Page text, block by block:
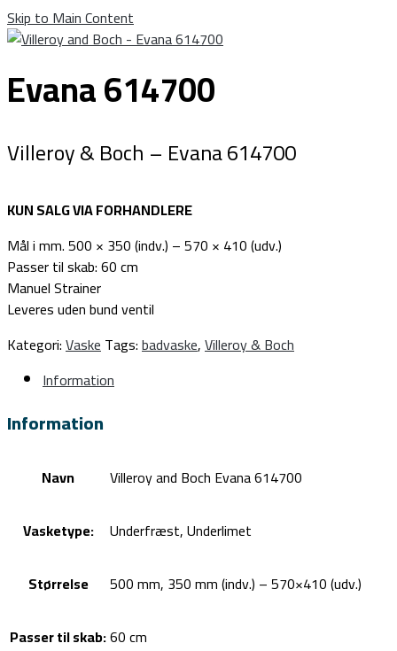
Skip to Main Content
Evana 614700
Villeroy & Boch – Evana 614700
KUN SALG VIA FORHANDLERE
Mål i mm. 500 × 350 (indv.) – 570 × 410 (udv.)
Passer til skab: 60 cm
Manuel Strainer
Leveres uden bund ventil
Kategori:VaskeTags:badvaske,Villeroy & Boch
Information
Information
Navn
Villeroy and Boch Evana 614700
Vasketype:
Underfræst, Underlimet
Størrelse
500 mm, 350 mm (indv.) – 570×410 (udv.)
Passer til skab:60 cm